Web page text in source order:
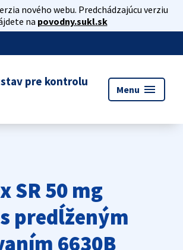
nového webu. Predchádzajúcu verziu
na povodny.sukl.sk
pre kontrolu
Menu menu
SR 50 mg
predĺženým
6630B